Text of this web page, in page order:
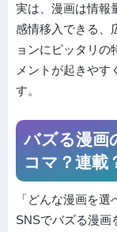
実は、漫画は情報
感情移入できる、
ョンにピッタリの
メントが起きやす
す。
バズる漫画
コマ？連載
「どんな漫画を選
SNSでバズる漫画